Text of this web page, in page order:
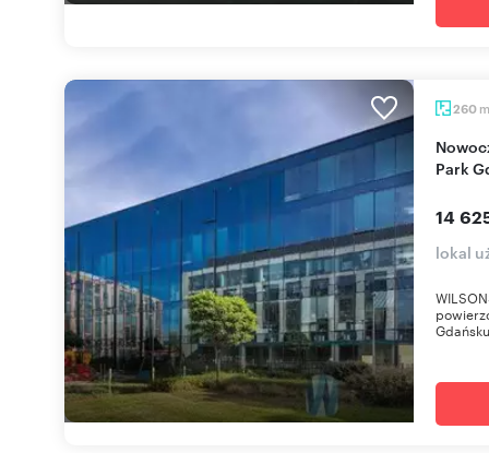
260 m
Nowoczesne biuro 260 m² w Arkońska Business
Park
14
lokal